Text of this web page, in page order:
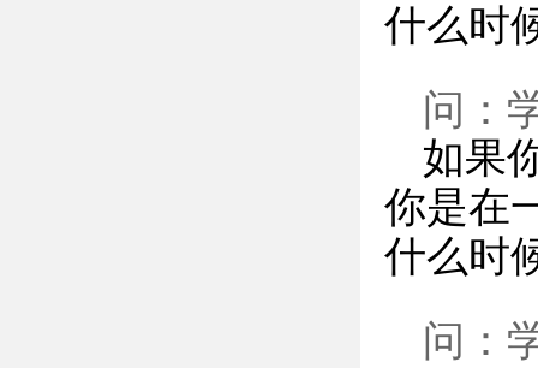
什么时
问：
如果
你是在
什么时
问：